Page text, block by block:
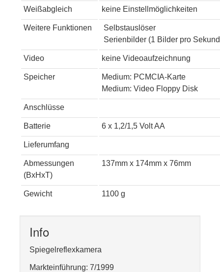
Weißabgleich keine Einstellmöglichkeiten
Weitere Funktionen
Selbstauslöser
Serienbilder (1 Bilder pro
Video keine Videoaufzeichnung
Speicher
Medium: PCMCIA-Karte
Medium: Video Floppy Disk
Anschlüsse
Batterie 6 x 1,2/1,5 Volt AA
Lieferumfang
Abmessungen
(BxHxT)
137mm x 174mm x 76mm
Gewicht 1100 g
Info
Spiegelreflexkamera
Markteinführung: 7/1999